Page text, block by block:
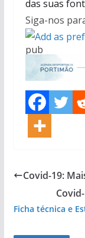
das suas
Siga-nos
pub
Covid-19:
Ficha técnica e